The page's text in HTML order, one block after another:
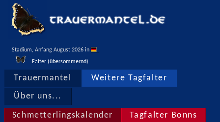
Stadium, Anfang August 2026 in
Falter (übersommernd)
Trauermantel Weitere Tagfalter
Über uns...
Schmetterlingskalender Tagfalter Bonns